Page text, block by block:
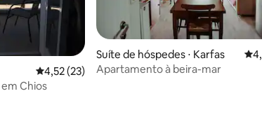
avaliações4,52 de uma avaliação média de 5, 23 avaliações
4,52 (23)
Chios
Suíte de hóspedes ⋅ Karfas
Apartamento à beira-mar